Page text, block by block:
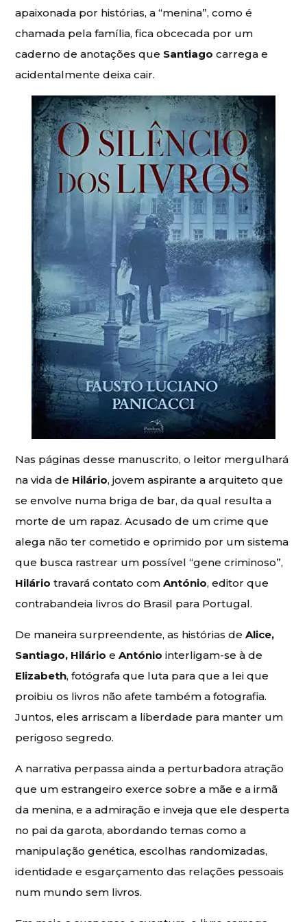
apaixonada por histórias, a “menina”, como é
chamada pela família, fica obcecada por um
caderno de anotações que Santiago carrega e
acidentalmente deixa cair.
Nas páginas desse manuscrito, o leitor mergulhará
na vida de Hilário, jovem aspirante a arquiteto que
se envolve numa briga de bar, da qual resulta a
morte de um rapaz. Acusado de um crime que
alega não ter cometido e oprimido por um sistema
que busca rastrear um possível “gene criminoso”,
Hilário travará contato com António, editor que
contrabandeia livros do Brasil para Portugal.
De maneira surpreendente, as histórias deAlice,
Santiago, Hilário eAntónio interligam-se à de
Elizabeth, fotógrafa que luta para que a lei que
proibiu os livros não afete também a fotografia.
Juntos, eles arriscam a liberdade para manter um
perigoso segredo.
A narrativa perpassa ainda a perturbadora atração
que um estrangeiro exerce sobre a mãe e a irmã
da menina, e a admiração e inveja que ele desperta
no pai da garota, abordando temas como a
manipulação genética, escolhas randomizadas,
identidade e esgarçamento das relações pessoais
num mundo sem livros.